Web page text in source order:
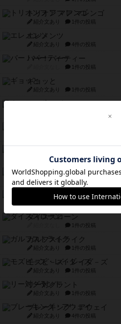
トリオンフ ア マレンゴ
紹介文あり 1件の投稿
エレメンツ
紹介文あり 4件の投稿
バー！パーティー
1件の投稿
ギョッと
紹介文あり 1件の投稿
紹介文あり 4件の投稿
ジャンヌ・ダルク-オルレア
紹介文なし 5件の投稿
ファースト・イン・フライ
ダイススローン
1件の投稿
ガルフストライク
紹介文あり 1件の投稿
モズビ－ズ・レイダ－ズ
紹介文あり 1件の投稿
リー対グラント
紹介文あり 1件の投稿
ブレーキング・アウェイ
紹介文あり 4件の投稿